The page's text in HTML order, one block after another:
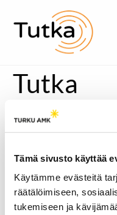
Tämä sivusto käyttää
Käytämme evästeitä
räätälöimiseen,
tukemiseen ja
Tutka